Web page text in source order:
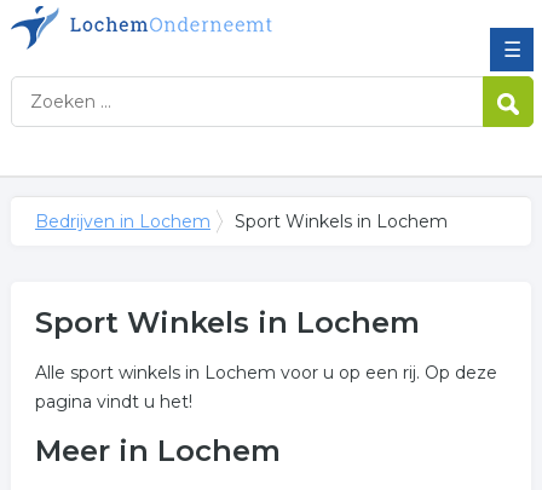
☰
Bedrijven in Lochem Sport Winkels in Lochem
Sport Winkels in Lochem
Alle sport winkels in Lochem voor u op een rij. Op deze
pagina vindt u het!
Meer in Lochem